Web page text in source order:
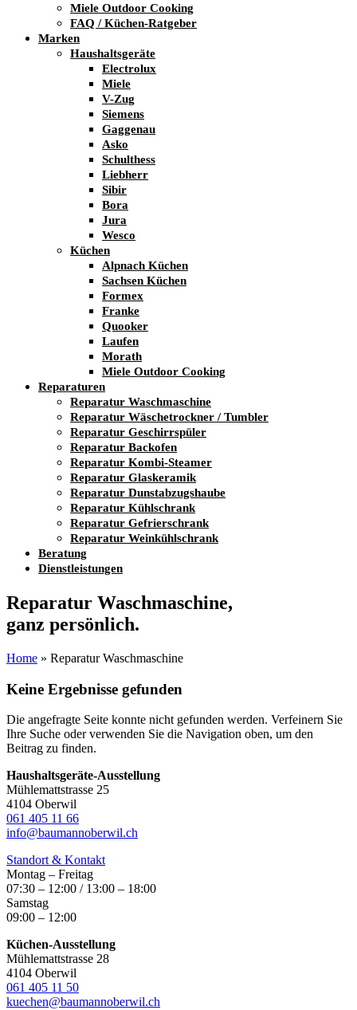
Miele Outdoor Cooking
FAQ / Küchen-Ratgeber
Marken
Haushaltsgeräte
Electrolux
Miele
V-Zug
Siemens
Gaggenau
Asko
Schulthess
Liebherr
Sibir
Bora
Jura
Wesco
Küchen
Alpnach Küchen
Sachsen Küchen
Formex
Franke
Quooker
Laufen
Morath
Miele Outdoor Cooking
Reparaturen
Reparatur Waschmaschine
Reparatur Wäschetrockner / Tumbler
Reparatur Geschirrspüler
Reparatur Backofen
Reparatur Kombi-Steamer
Reparatur Glaskeramik
Reparatur Dunstabzugshaube
Reparatur Kühlschrank
Reparatur Gefrierschrank
Reparatur Weinkühlschrank
Beratung
Dienstleistungen
Reparatur Waschmaschine,
ganz persönlich.
Home » Reparatur Waschmaschine
Keine Ergebnisse gefunden
Die angefragte Seite konnte nicht gefunden werden. Verfeinern Sie
Ihre Suche oder verwenden Sie die Navigation oben, um den
Beitrag zu finden.
Haushaltsgeräte-Ausstellung
Mühlemattstrasse 25
4104 Oberwil
061 405 11 66
info@baumannoberwil.ch
Standort & Kontakt
Montag – Freitag
07:30 – 12:00 / 13:00 – 18:00
Samstag
09:00 – 12:00
Küchen-Ausstellung
Mühlemattstrasse 28
4104 Oberwil
061 405 11 50
kuechen@baumannoberwil.ch